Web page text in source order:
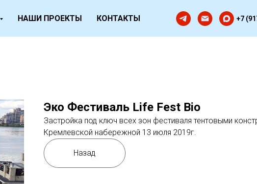
НАШИ ПРОЕКТЫ КОНТАКТЫ +7
Эко Фестиваль Life Fest Bio
Застройка под ключ всех зон фестиваля тентовыми
Кремлевской набережной 13 июля 2019г.
Назад